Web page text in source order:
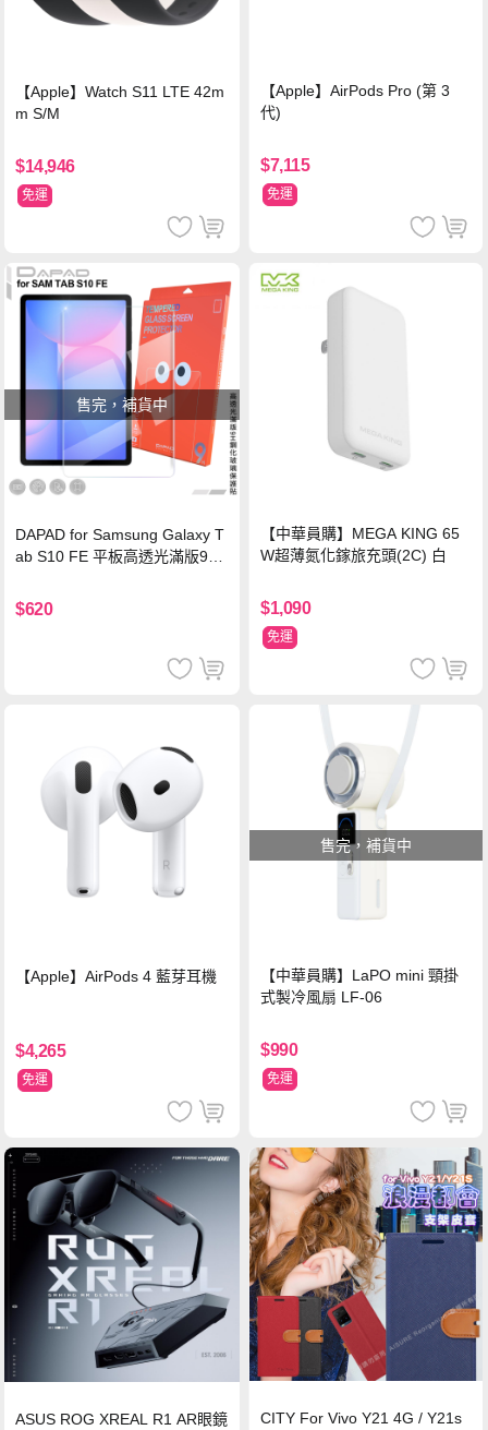
【Apple】Watch S11 LTE 42m
m S/M
$14,946
免運
【Apple】AirPods Pro (第 3
代)
$7,115
免運
售完，補貨中
DAPAD for Samsung Galaxy T
ab S10 FE 平板高透光滿版9H
$620
【中華員購】MEGA KING 65
W超薄氮化鎵旅充頭(2C) 白
$1,090
免運
【Apple】AirPods 4 藍芽耳機
$4,265
免運
售完，補貨中
【中華員購】LaPO mini 頸掛
式製冷風扇 LF-06
$990
免運
ASUS ROG XREAL R1 AR眼鏡
CITY For Vivo Y21 4G / Y21s